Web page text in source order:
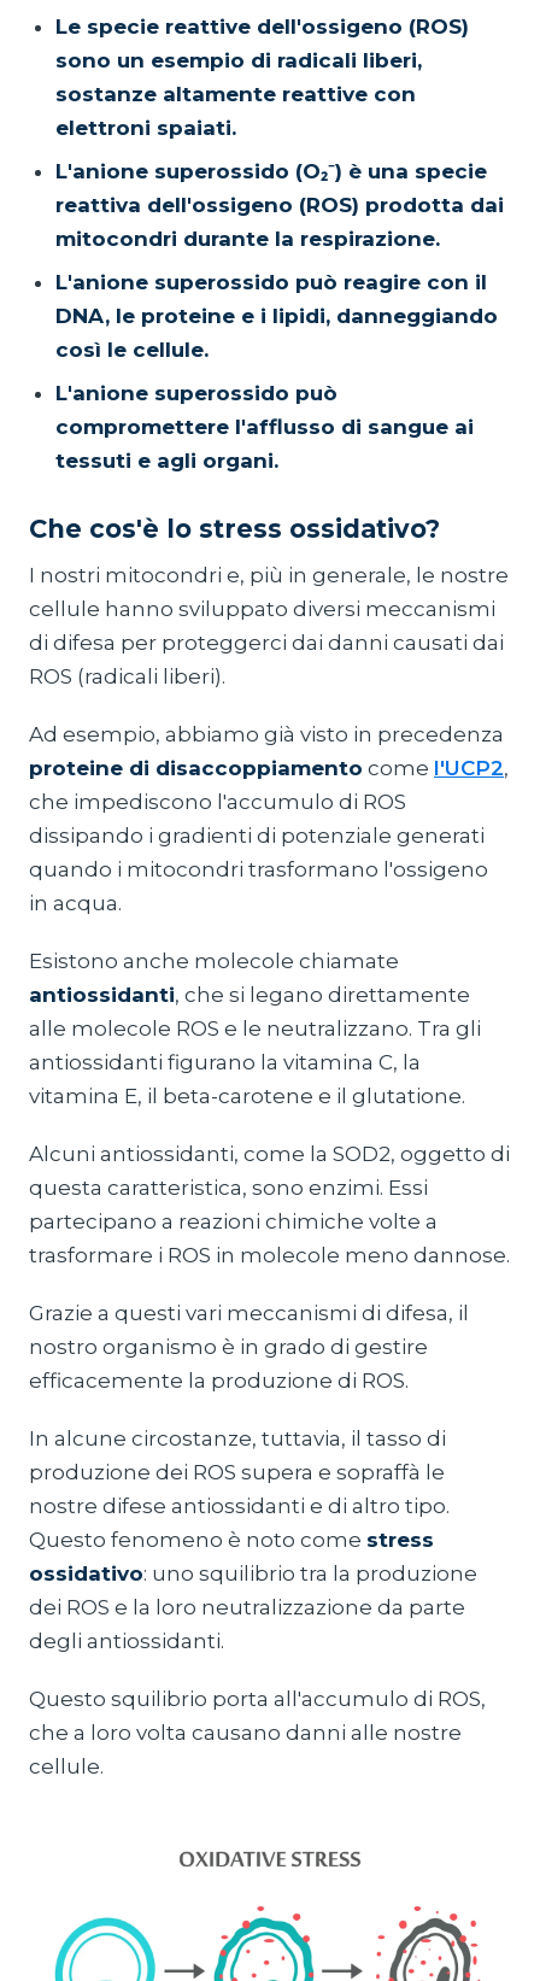
Le specie reattive dell'ossigeno (ROS)
sono un esempio di radicali liberi,
sostanze altamente reattive con
elettroni spaiati.
L'anione superossido (O₂⁻) è una specie
reattiva dell'ossigeno (ROS) prodotta dai
mitocondri durante la respirazione.
L'anione superossido può reagire con il
DNA, le proteine e i lipidi, danneggiando
così le cellule.
L'anione superossido può
compromettere l'afflusso di sangue ai
tessuti e agli organi.
Che cos'è lo stress ossidativo?
I nostri mitocondri e, più in generale, le nostre
cellule hanno sviluppato diversi meccanismi
di difesa per proteggerci dai danni causati dai
ROS (radicali liberi).
Ad esempio, abbiamo già visto in precedenza
proteine di disaccoppiamento come l'UCP2,
che impediscono l'accumulo di ROS
dissipando i gradienti di potenziale generati
quando i mitocondri trasformano l'ossigeno
in acqua.
Esistono anche molecole chiamate
antiossidanti, che si legano direttamente
alle molecole ROS e le neutralizzano. Tra gli
antiossidanti figurano la vitamina C, la
vitamina E, il beta-carotene e il glutatione.
Alcuni antiossidanti, come la SOD2, oggetto di
questa caratteristica, sono enzimi. Essi
partecipano a reazioni chimiche volte a
trasformare i ROS in molecole meno dannose.
Grazie a questi vari meccanismi di difesa, il
nostro organismo è in grado di gestire
efficacemente la produzione di ROS.
In alcune circostanze, tuttavia, il tasso di
produzione dei ROS supera e sopraffà le
nostre difese antiossidanti e di altro tipo.
Questo fenomeno è noto come stress
ossidativo: uno squilibrio tra la produzione
dei ROS e la loro neutralizzazione da parte
degli antiossidanti.
Questo squilibrio porta all'accumulo di ROS,
che a loro volta causano danni alle nostre
cellule.